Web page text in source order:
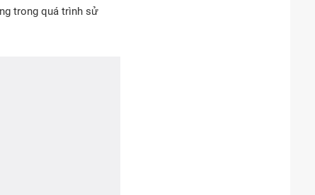
trong quá trình sử